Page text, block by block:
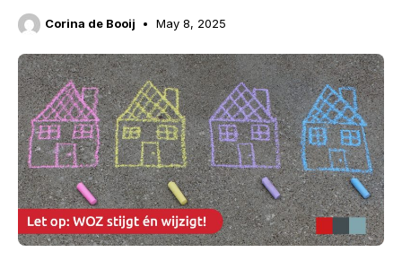
Corina de Booij May 8, 2025